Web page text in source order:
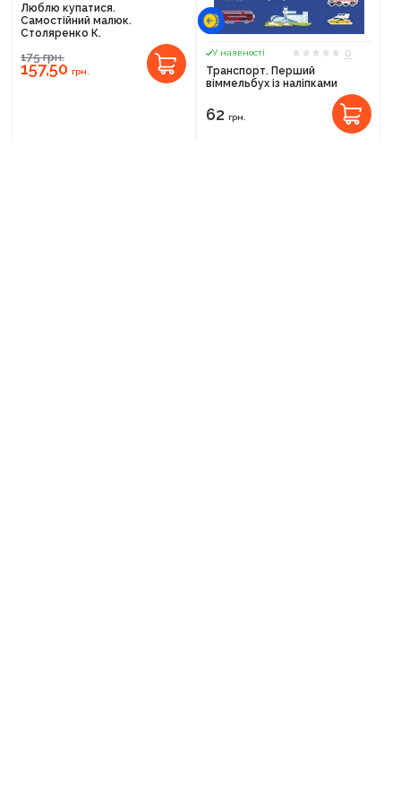
Люблю купатися.
Самостійний малюк.
Столяренко К.
175грн.
157,50 грн.
У наявності
0
Транспорт. Перший
віммельбух із наліпками
62 грн.